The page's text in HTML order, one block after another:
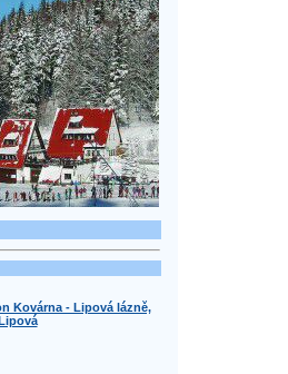
Kovárna - Lipová lázně,